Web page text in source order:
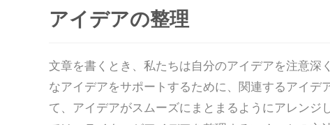
アイデアの整理
文章を書くとき、私たちは自分のアイデアを注意深
なアイデアをサポートするために、関連するアイデ
て、アイデアがスムーズにまとまるようにアレンジ